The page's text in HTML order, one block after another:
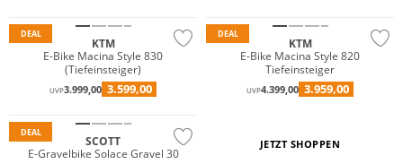
DEAL
KTM
E-Bike Macina Style 830
(Tiefeinsteiger)
UVP3.999,00 3.599,00
DEAL
KTM
E-Bike Macina Style 820
Tiefeinsteiger
UVP4.399,00 3.959,00
DEAL
SCOTT
E-Gravelbike Solace Gravel 30
JETZT SHOPPEN